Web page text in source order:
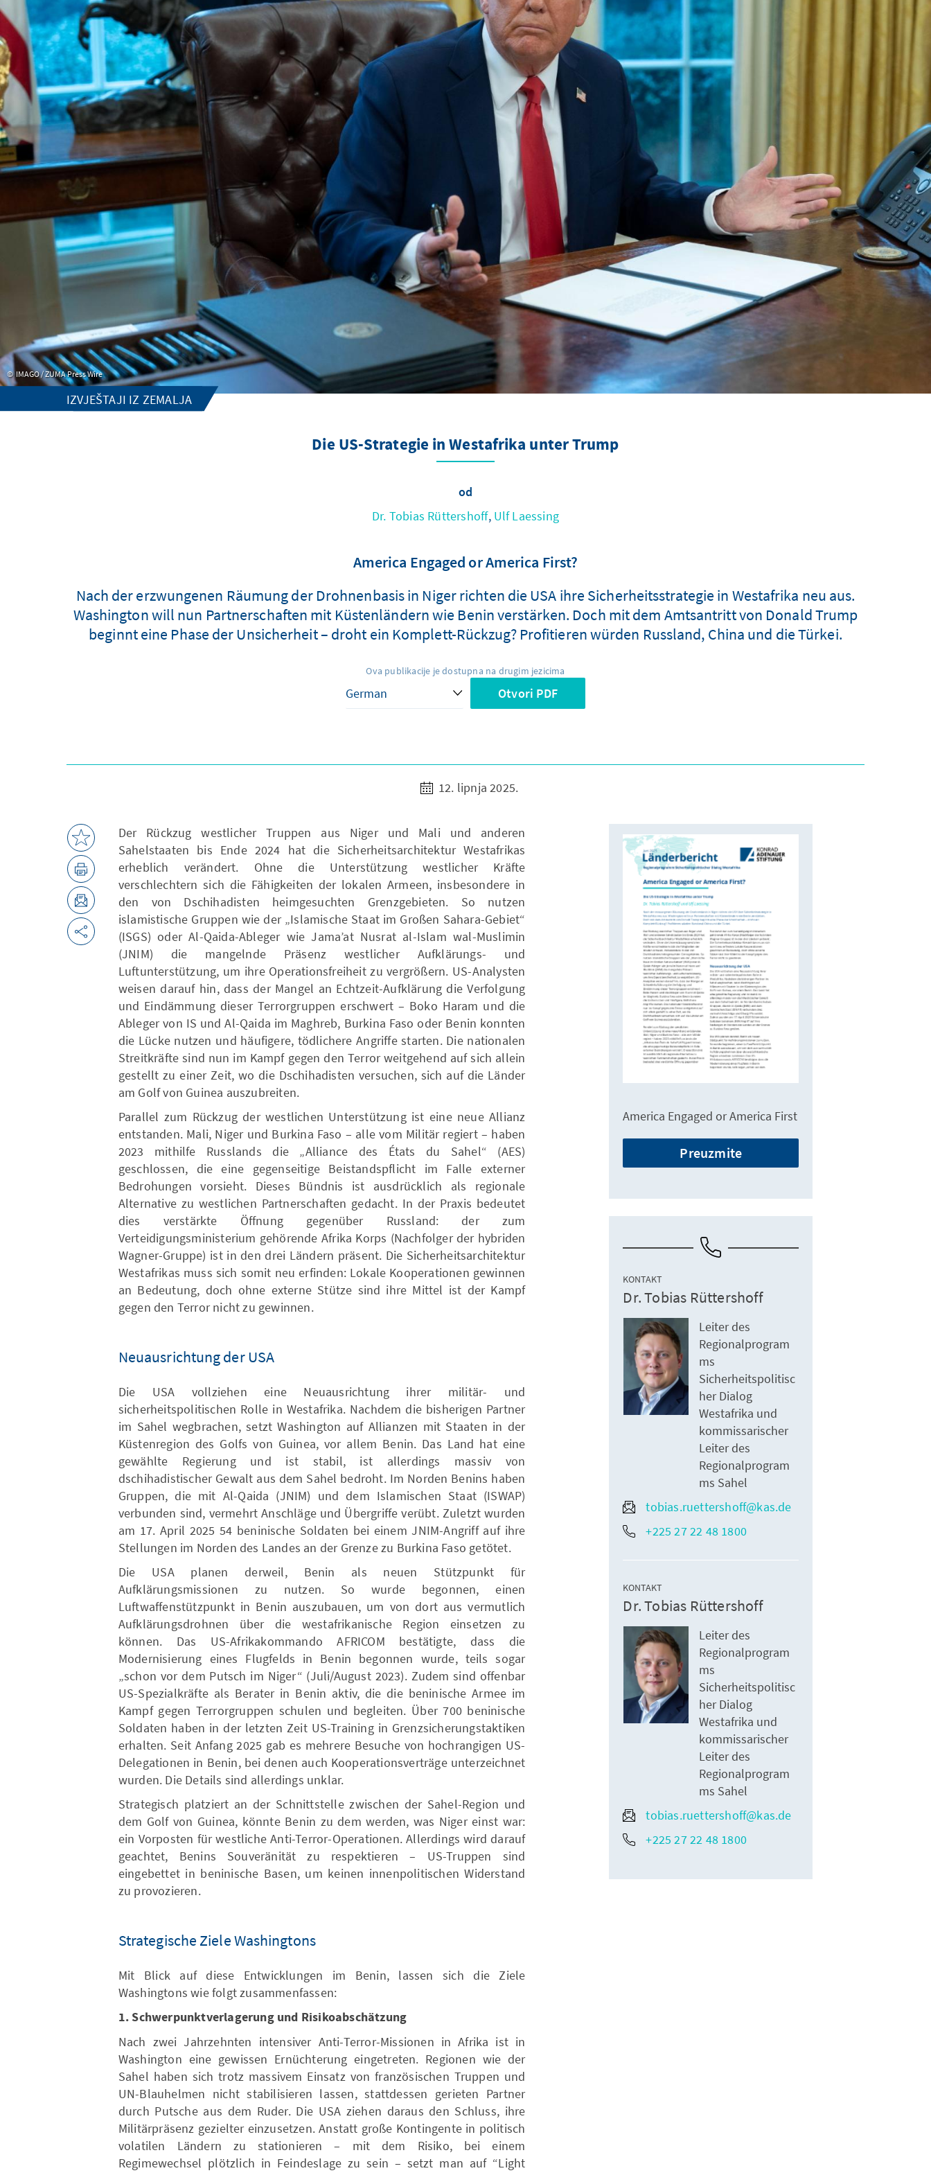
IMAGO / ZUMA Press Wire
IZVJEŠTAJI IZ ZEMALJA
Die US-Strategie in Westafrika unter Trump
od
Dr. Tobias Rüttershoff, Ulf Laessing
America Engaged or America First?
Nach der erzwungenen Räumung der Drohnenbasis in Niger richten die USA ihre Sicherheitsstrategie in Westafrika neu aus.
Washington will nun Partnerschaften mit Küstenländern wie Benin verstärken. Doch mit dem Amtsantritt von Donald Trump
beginnt eine Phase der Unsicherheit – droht ein Komplett-Rückzug? Profitieren würden Russland, China und die Türkei.
Ova publikacije je dostupna na drugim jezicima
Otvori PDF
12. lipnja 2025.
Der Rückzug westlicher Truppen aus Niger und Mali und anderen
Sahelstaaten bis Ende 2024 hat die Sicherheitsarchitektur Westafrikas
erheblich verändert. Ohne die Unterstützung westlicher Kräfte
verschlechtern sich die Fähigkeiten der lokalen Armeen, insbesondere in
den von Dschihadisten heimgesuchten Grenzgebieten. So nutzen
islamistische Gruppen wie der „Islamische Staat im Großen Sahara-Gebiet“
(ISGS) oder Al-Qaida-Ableger wie Jama’at Nusrat al-Islam wal-Muslimin
(JNIM) die mangelnde Präsenz westlicher Aufklärungs- und
Luftunterstützung, um ihre Operationsfreiheit zu vergrößern. US-Analysten
weisen darauf hin, dass der Mangel an Echtzeit-Aufklärung die Verfolgung
und Eindämmung dieser Terrorgruppen erschwert – Boko Haram und die
Ableger von IS und Al-Qaida im Maghreb, Burkina Faso oder Benin konnten
die Lücke nutzen und häufigere, tödlichere Angriffe starten. Die nationalen
Streitkräfte sind nun im Kampf gegen den Terror weitgehend auf sich allein
gestellt zu einer Zeit, wo die Dschihadisten versuchen, sich auf die Länder
am Golf von Guinea auszubreiten.
Parallel zum Rückzug der westlichen Unterstützung ist eine neue Allianz
entstanden. Mali, Niger und Burkina Faso – alle vom Militär regiert – haben
2023 mithilfe Russlands die „Alliance des États du Sahel“ (AES)
geschlossen, die eine gegenseitige Beistandspflicht im Falle externer
Bedrohungen vorsieht. Dieses Bündnis ist ausdrücklich als regionale
Alternative zu westlichen Partnerschaften gedacht. In der Praxis bedeutet
dies verstärkte Öffnung gegenüber Russland: der zum
Verteidigungsministerium gehörende Afrika Korps (Nachfolger der hybriden
Wagner-Gruppe) ist in den drei Ländern präsent. Die Sicherheitsarchitektur
Westafrikas muss sich somit neu erfinden: Lokale Kooperationen gewinnen
an Bedeutung, doch ohne externe Stütze sind ihre Mittel ist der Kampf
gegen den Terror nicht zu gewinnen.
Neuausrichtung der USA
Die USA vollziehen eine Neuausrichtung ihrer militär- und
sicherheitspolitischen Rolle in Westafrika. Nachdem die bisherigen Partner
im Sahel wegbrachen, setzt Washington auf Allianzen mit Staaten in der
Küstenregion des Golfs von Guinea, vor allem Benin. Das Land hat eine
gewählte Regierung und ist stabil, ist allerdings massiv von
dschihadistischer Gewalt aus dem Sahel bedroht. Im Norden Benins haben
Gruppen, die mit Al-Qaida (JNIM) und dem Islamischen Staat (ISWAP)
verbunden sind, vermehrt Anschläge und Übergriffe verübt. Zuletzt wurden
am 17. April 2025 54 beninische Soldaten bei einem JNIM-Angriff auf ihre
Stellungen im Norden des Landes an der Grenze zu Burkina Faso getötet.
Die USA planen derweil, Benin als neuen Stützpunkt für
Aufklärungsmissionen zu nutzen. So wurde begonnen, einen
Luftwaffenstützpunkt in Benin auszubauen, um von dort aus vermutlich
Aufklärungsdrohnen über die westafrikanische Region einsetzen zu
können. Das US-Afrikakommando AFRICOM bestätigte, dass die
Modernisierung eines Flugfelds in Benin begonnen wurde, teils sogar
„schon vor dem Putsch im Niger“ (Juli/August 2023). Zudem sind offenbar
US-Spezialkräfte als Berater in Benin aktiv, die die beninische Armee im
Kampf gegen Terrorgruppen schulen und begleiten. Über 700 beninische
Soldaten haben in der letzten Zeit US-Training in Grenzsicherungstaktiken
erhalten. Seit Anfang 2025 gab es mehrere Besuche von hochrangigen US-
Delegationen in Benin, bei denen auch Kooperationsverträge unterzeichnet
wurden. Die Details sind allerdings unklar.
Strategisch platziert an der Schnittstelle zwischen der Sahel-Region und
dem Golf von Guinea, könnte Benin zu dem werden, was Niger einst war:
ein Vorposten für westliche Anti-Terror-Operationen. Allerdings wird darauf
geachtet, Benins Souveränität zu respektieren – US-Truppen sind
eingebettet in beninische Basen, um keinen innenpolitischen Widerstand
zu provozieren.
Strategische Ziele Washingtons
Mit Blick auf diese Entwicklungen im Benin, lassen sich die Ziele
Washingtons wie folgt zusammenfassen:
1. Schwerpunktverlagerung und Risikoabschätzung
Nach zwei Jahrzehnten intensiver Anti-Terror-Missionen in Afrika ist in
Washington eine gewissen Ernüchterung eingetreten. Regionen wie der
Sahel haben sich trotz massivem Einsatz von französischen Truppen und
UN-Blauhelmen nicht stabilisieren lassen, stattdessen gerieten Partner
durch Putsche aus dem Ruder. Die USA ziehen daraus den Schluss, ihre
Militärpräsenz gezielter einzusetzen. Anstatt große Kontingente in politisch
volatilen Ländern zu stationieren – mit dem Risiko, bei einem
Regimewechsel plötzlich in Feindeslage zu sein – setzt man auf “Light
America Engaged or America First
Preuzmite
KONTAKT
Dr. Tobias Rüttershoff
Leiter des
Regionalprogram
ms
Sicherheitspolitisc
her Dialog
Westafrika und
kommissarischer
Leiter des
Regionalprogram
ms Sahel
tobias.ruettershoff@kas.de
+225 27 22 48 1800
KONTAKT
Dr. Tobias Rüttershoff
Leiter des
Regionalprogram
ms
Sicherheitspolitisc
her Dialog
Westafrika und
kommissarischer
Leiter des
Regionalprogram
ms Sahel
tobias.ruettershoff@kas.de
+225 27 22 48 1800